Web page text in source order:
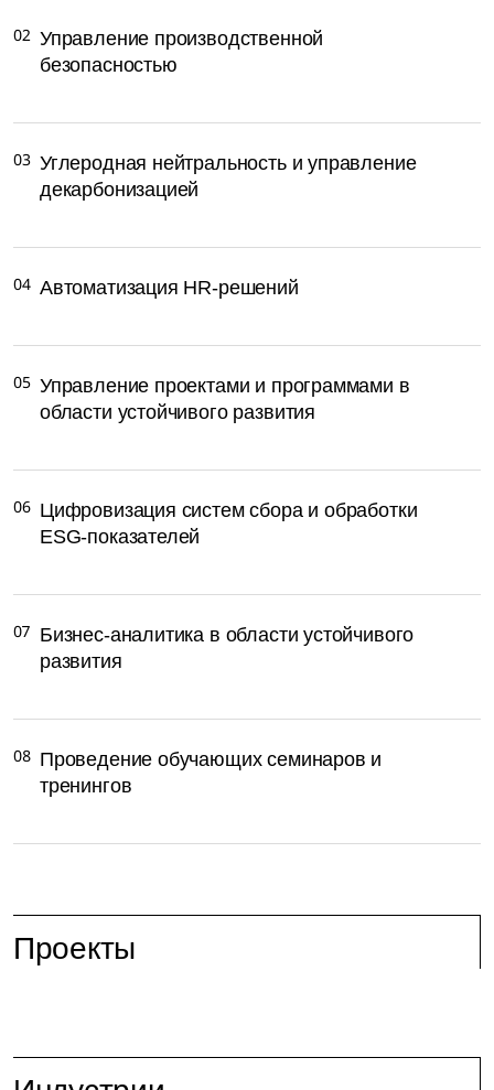
Управление производственной
безопасностью
02
Углеродная нейтральность и управление
декарбонизацией
03
Автоматизация HR-решений
04
Управление проектами и программами в
области устойчивого развития
05
Цифровизация систем сбора и обработки
ESG-показателей
06
Бизнес-аналитика в области устойчивого
развития
07
Проведение обучающих семинаров и
тренингов
08
Проекты